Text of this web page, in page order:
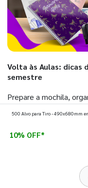
Volta às Aulas: dicas
semestre
Prepare a mochila,
que fazem toda
500 Alvo para Tiro - 490x680mm
10% OFF*